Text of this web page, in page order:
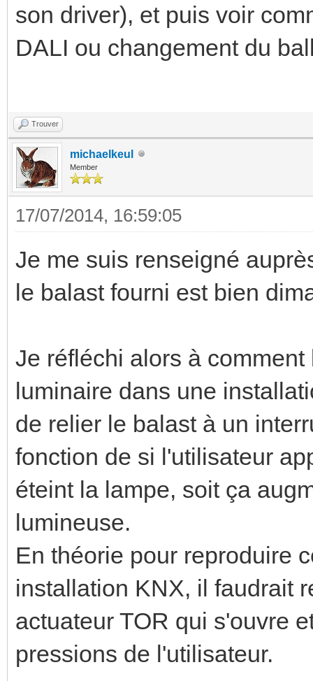
son driver), et puis voir
DALI ou changement du
Trouver
michaelkeul
Member
17/07/2014, 16:59:05
Je me suis renseigné
le balast fourni est bien
Je réfléchi alors à
luminaire dans une
de relier le balast à un
fonction de si l'utilisateur
éteint la lampe, soit ça
lumineuse.
En théorie pour reproduire
installation KNX, il faudrait
actuateur TOR qui s'ouvre
pressions de l'utilisateur.